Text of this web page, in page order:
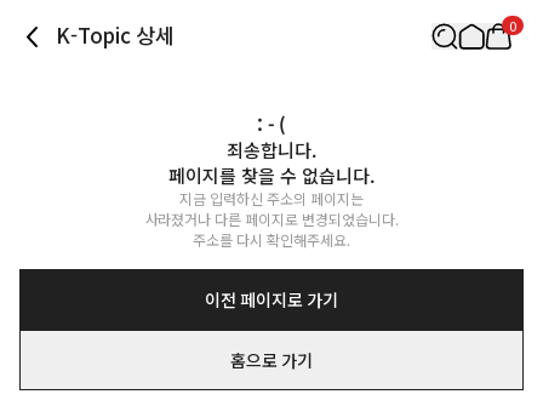
K-Topic 상세 0
: - (
죄송합니다.
페이지를 찾을 수 없습니다.
지금 입력하신 주소의 페이지는
사라졌거나 다른 페이지로 변경되었습니다.
주소를 다시 확인해주세요.
이전 페이지로 가기
홈으로 가기